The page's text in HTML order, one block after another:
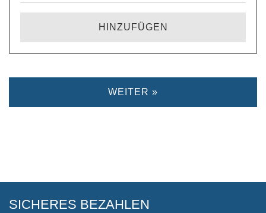
HINZUFÜGEN
WEITER »
SICHERES BEZAHLEN